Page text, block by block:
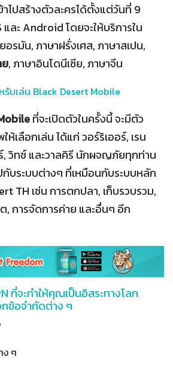
ไปสร้างตัวละครได้ตั้งแต่วันที่ 9
และ Android โดยจะให้บริการใน
อรมัน, ภาษาฝรั่งเศส, ภาษาสเปน,
, ภาษาอินโดนีเซีย, ภาษาจีน
รับเล่น Black Desert Mobile
ที่จะเปิดตัวในครั้งนี้ จะมีตัว
เลือกเล่น ได้แก่ วอร์ริเออร์, เรน
ร์, วิทช์ และวาลคิรี นักผจญภัยทุกท่าน
บระบบต่างๆ ที่เหมือนกับระบบหลัก
TH เช่น การตกปลา, เก็บรวบรวม,
การจัดการค่าย และอื่นๆ อีก
ที่จะทำให้คุณเป็นอิสระทางโลก
ข้อจำกัดต่าง ๆ
ง ๆ